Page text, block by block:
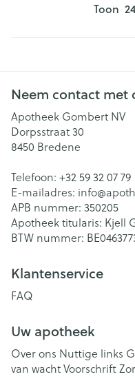
Toon
Neem contact met
Apotheek Gombert NV
Dorpsstraat 30
8450 Bredene
Telefoon: +32 59 32 07 79
E-mailadres: info@
APB nummer: 350205
Apotheek titularis: Kjell
BTW nummer:
Klantenservice
FAQ
Uw apotheek
Over ons Nuttige links
van wachtVoorschrift